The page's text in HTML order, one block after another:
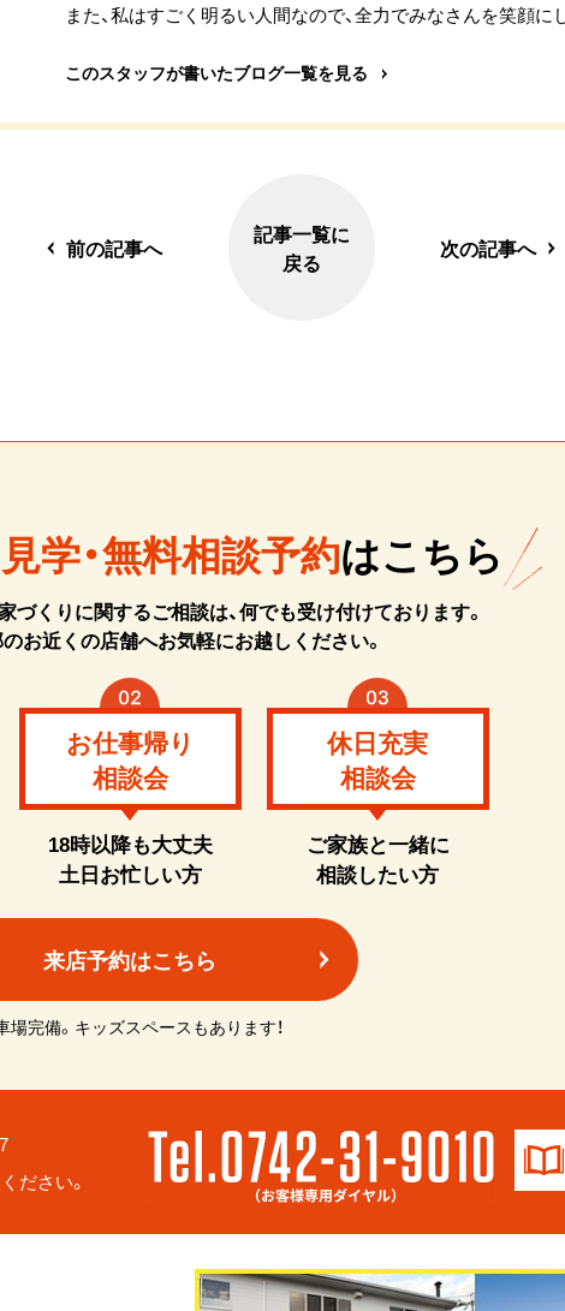
また、私はすごく明るい人間なので、全力でみなさんを笑顔に
このスタッフが書いたブログ一覧を見る
前の記事へ
記事一覧に
戻る
次の記事へ
学・無料相談予約はこちら
づくりに関するご相談は、何でも受け付けております。
お近くの店舗へお気軽にお越しください。
お仕事帰り
相談会
18時以降も大丈夫
土日お忙しい方
休日充実
相談会
ご家族と一緒に
相談したい方
来店予約はこちら
場完備。キッズスペースもあります！
ださい。